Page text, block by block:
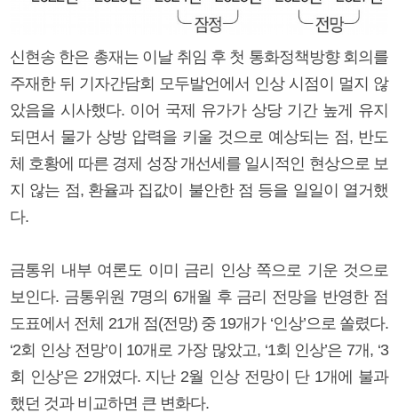
신현송 한은 총재는 이날 취임 후 첫 통화정책방향 회의를
주재한 뒤 기자간담회 모두발언에서 인상 시점이 멀지 않
았음을 시사했다. 이어 국제 유가가 상당 기간 높게 유지
되면서 물가 상방 압력을 키울 것으로 예상되는 점, 반도
체 호황에 따른 경제 성장 개선세를 일시적인 현상으로 보
지 않는 점, 환율과 집값이 불안한 점 등을 일일이 열거했
다.
금통위 내부 여론도 이미 금리 인상 쪽으로 기운 것으로
보인다. 금통위원 7명의 6개월 후 금리 전망을 반영한 점
도표에서 전체 21개 점(전망) 중 19개가 ‘인상’으로 쏠렸다.
‘2회 인상 전망’이 10개로 가장 많았고, ‘1회 인상’은 7개, ‘3
회 인상’은 2개였다. 지난 2월 인상 전망이 단 1개에 불과
했던 것과 비교하면 큰 변화다.